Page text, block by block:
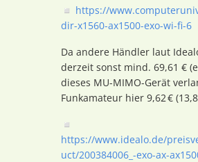
◽ https://
dir-x1560-ax1500-exo-wi-fi-6
Da andere Händler laut
derzeit sonst mind. 69,61 €
dieses MU-MIMO-Gerät
Funkamateur hier 9,62 €
◽
https://www.idealo.de/
uct/200384006_-exo-ax-